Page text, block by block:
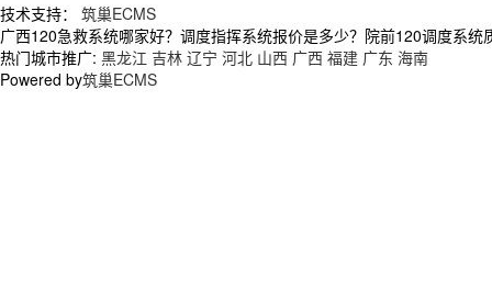
技术支持： 筑巢ECMS
广西120急救系统哪家好？调度指挥系统报价是多少？院前120调度系
热门城市推广: 黑龙江 吉林 辽宁 河北 山西 广西 福建 广东 海南
Powered by筑巢ECMS